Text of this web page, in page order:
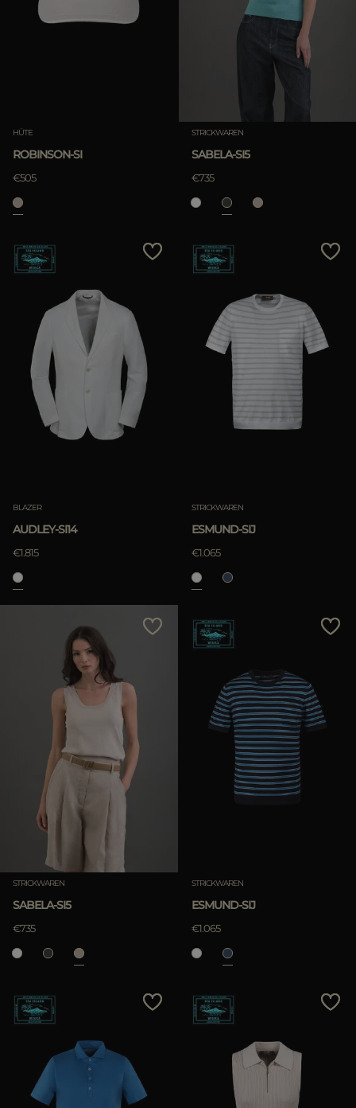
HÜTE
ROBINSON-SI
€505
STRICKWAREN
SABELA-SI5
€735
BLAZER
AUDLEY-SI14
€1.815
STRICKWAREN
ESMUND-SIJ
€1.065
STRICKWAREN
SABELA-SI5
€735
STRICKWAREN
ESMUND-SIJ
€1.065